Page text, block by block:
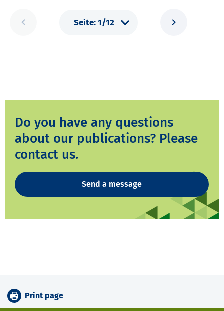
Do you have any questions
about our publications? Please
contact us.
Send a message
Print page